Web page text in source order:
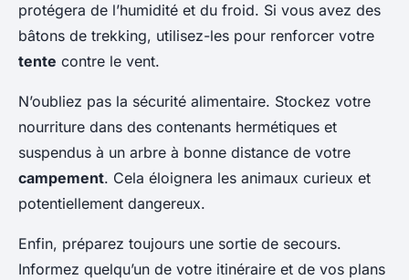
protégera de l’humidité et du froid. Si vous avez des
bâtons de trekking, utilisez-les pour renforcer votre
tente contre le vent.
N’oubliez pas la sécurité alimentaire. Stockez votre
nourriture dans des contenants hermétiques et
suspendus à un arbre à bonne distance de votre
campement. Cela éloignera les animaux curieux et
potentiellement dangereux.
Enfin, préparez toujours une sortie de secours.
Informez quelqu’un de votre itinéraire et de vos plans